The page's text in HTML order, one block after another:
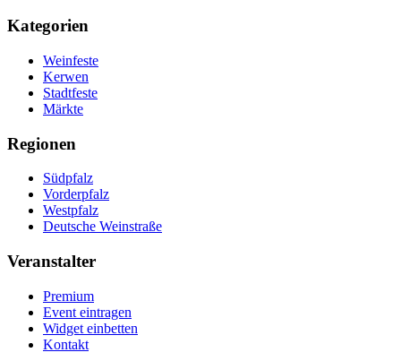
Kategorien
Weinfeste
Kerwen
Stadtfeste
Märkte
Regionen
Südpfalz
Vorderpfalz
Westpfalz
Deutsche Weinstraße
Veranstalter
Premium
Event eintragen
Widget einbetten
Kontakt